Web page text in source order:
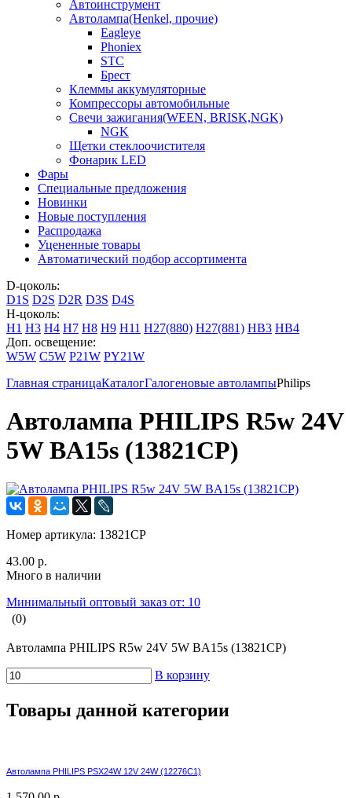
Автоинструмент
Автолампа(Henkel, прочие)
Eagleye
Phoniex
STC
Брест
Клеммы аккумуляторные
Компрессоры автомобильные
Свечи зажигания(WEEN, BRISK,NGK)
NGK
Щетки стеклоочистителя
Фонарик LED
Фары
Специальные предложения
Новинки
Новые поступления
Распродажа
Уцененные товары
Автоматический подбор ассортимента
D-цоколь:
D1S D2S D2R D3S D4S
H-цоколь:
H1 H3 H4 H7 H8 H9 H11 H27(880) H27(881) HB3 HB4
Доп. освещение:
W5W C5W P21W PY21W
Главная страницаКаталогГалогеновые автолампыPhilips
Автолампа PHILIPS R5w 24V
5W BA15s (13821CP)
Номер артикула: 13821CP
43.00 р.
Много в наличии
Минимальный оптовый заказ от: 10
(0)
Автолампа PHILIPS R5w 24V 5W BA15s (13821CP)
В корзину
Товары данной категории
Автолампа PHILIPS PSX24W 12V 24W (12276C1)